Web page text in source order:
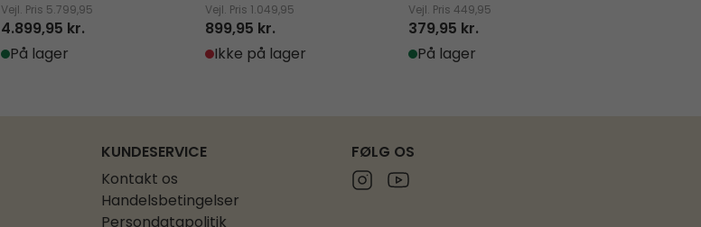
Vejl. Pris 5.799,95
4.899,95 kr.
På lager
Vejl. Pris 1.049,95
899,95 kr.
Ikke på lager
Vejl. Pris449,95
379,95 kr.
På lager
KUNDESERVICE
Kontakt os
Handelsbetingelser
FØLG OS
Instagram
Youtube